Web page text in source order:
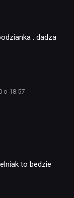
. dadza
o 18:57
to bedzie